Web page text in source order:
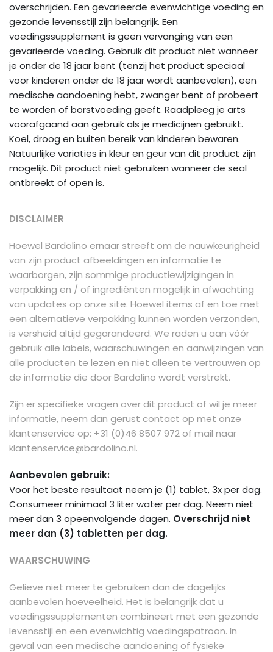
overschrijden. Een gevarieerde evenwichtige voeding en
gezonde levensstijl zijn belangrijk. Een
voedingssupplement is geen vervanging van een
gevarieerde voeding. Gebruik dit product niet wanneer
je onder de 18 jaar bent (tenzij het product speciaal
voor kinderen onder de 18 jaar wordt aanbevolen), een
medische aandoening hebt, zwanger bent of probeert
te worden of borstvoeding geeft. Raadpleeg je arts
voorafgaand aan gebruik als je medicijnen gebruikt.
Koel, droog en buiten bereik van kinderen bewaren.
Natuurlijke variaties in kleur en geur van dit product zijn
mogelijk. Dit product niet gebruiken wanneer de seal
ontbreekt of open is.
DISCLAIMER
Hoewel Bardolino ernaar streeft om de nauwkeurigheid
van zijn product afbeeldingen en informatie te
waarborgen, zijn sommige productiewijzigingen in
verpakking en / of ingrediënten mogelijk in afwachting
van updates op onze site. Hoewel items af en toe met
een alternatieve verpakking kunnen worden verzonden,
is versheid altijd gegarandeerd. We raden u aan vóór
gebruik alle labels, waarschuwingen en aanwijzingen van
alle producten te lezen en niet alleen te vertrouwen op
de informatie die door Bardolino wordt verstrekt.
Zijn er specifieke vragen over dit product of wil je meer
informatie, neem dan gerust contact op met onze
klantenservice op: +31 (0)46 8507 972 of mail naar
klantenservice@bardolino.nl.
Aanbevolen gebruik:
Voor het beste resultaat neem je (1) tablet, 3x per dag.
Consumeer minimaal 3 liter water per dag. Neem niet
meer dan 3 opeenvolgende dagen. Overschrijd niet
meer dan (3) tabletten per dag.
WAARSCHUWING
Gelieve niet meer te gebruiken dan de dagelijks
aanbevolen hoeveelheid. Het is belangrijk dat u
voedingssupplementen combineert met een gezonde
levensstijl en een evenwichtig voedingspatroon. In
geval van een medische aandoening of fysieke